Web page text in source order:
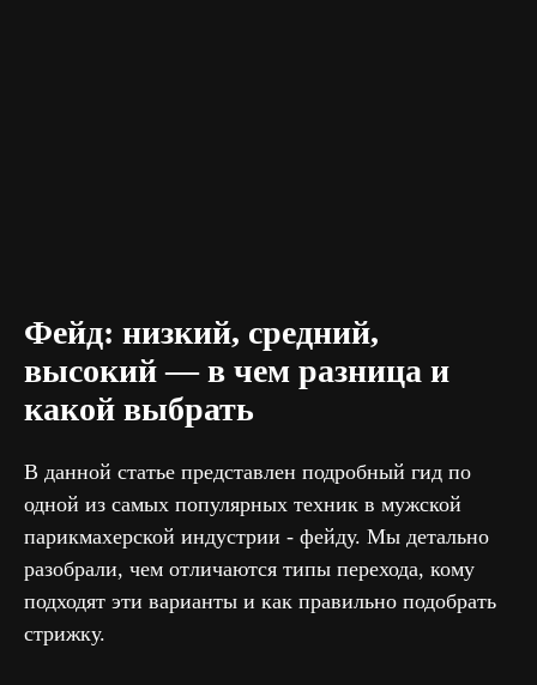
Фейд: низкий, средний,
высокий — в чем разница и
какой выбрать
В данной статье представлен подробный гид по
одной из самых популярных техник в мужской
парикмахерской индустрии - фейду. Мы детально
разобрали, чем отличаются типы перехода, кому
подходят эти варианты и как правильно подобрать
стрижку.